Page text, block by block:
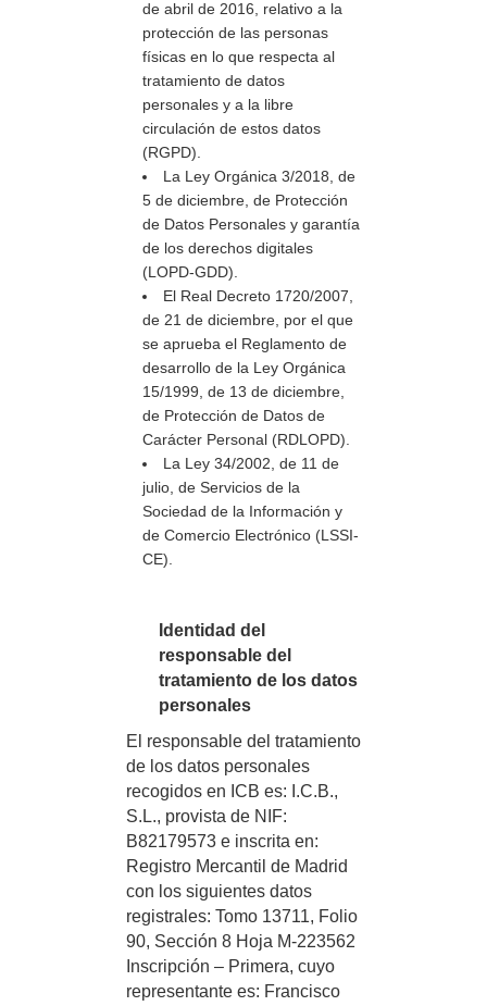
de abril de 2016, relativo a la
protección de las personas
físicas en lo que respecta al
tratamiento de datos
personales y a la libre
circulación de estos datos
(RGPD).
La Ley Orgánica 3/2018, de
5 de diciembre, de Protección
de Datos Personales y garantía
de los derechos digitales
(LOPD-GDD).
El Real Decreto 1720/2007,
de 21 de diciembre, por el que
se aprueba el Reglamento de
desarrollo de la Ley Orgánica
15/1999, de 13 de diciembre,
de Protección de Datos de
Carácter Personal (RDLOPD).
La Ley 34/2002, de 11 de
julio, de Servicios de la
Sociedad de la Información y
de Comercio Electrónico (LSSI-
CE).
Identidad del
responsable del
tratamiento de los datos
personales
El responsable del tratamiento
de los datos personales
recogidos en ICB es: I.C.B.,
S.L., provista de NIF:
B82179573 e inscrita en:
Registro Mercantil de Madrid
con los siguientes datos
registrales: Tomo 13711, Folio
90, Sección 8 Hoja M-223562
Inscripción – Primera, cuyo
representante es: Francisco